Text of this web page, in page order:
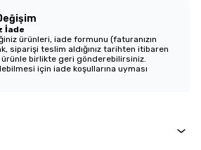
İade
ürünleri, iade formunu (faturanızın
siparişi teslim aldığınız tarihten itibaren
birlikte geri gönderebilirsiniz.
için iade koşullarına uyması